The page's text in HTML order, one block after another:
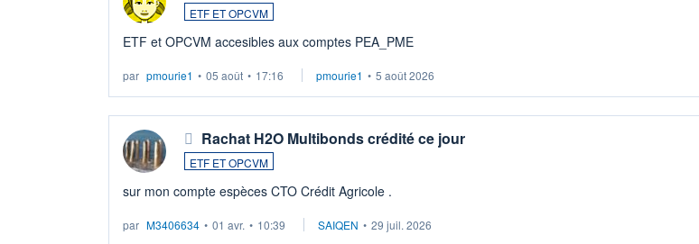
ETF ET OPCVM
ETF et OPCVM accesibles aux comptes PEA_PME
par pmourie1 • 05 août • 17:16 pmourie1 • 5 août 2026
Rachat H2O Multibonds crédité ce jour
ETF ET OPCVM
sur mon compte espèces CTO Crédit Agricole .
par M3406634 • 01 avr. • 10:39 SAIQEN • 29 juil. 2026